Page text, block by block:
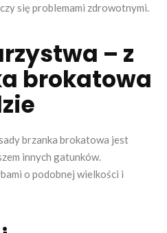
się problemami zdrowotnymi.
– z
brokatowa
brzanka brokatowa jest
innych gatunków.
o podobnej wielkości i